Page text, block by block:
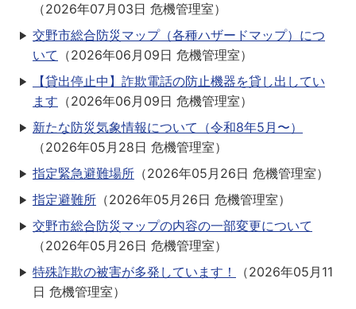
（2026年07月03日 危機管理室）
交野市総合防災マップ（各種ハザードマップ）につ
いて （2026年06月09日 危機管理室）
【貸出停止中】詐欺電話の防止機器を貸し出してい
ます （2026年06月09日 危機管理室）
新たな防災気象情報について（令和8年5月〜）
（2026年05月28日 危機管理室）
指定緊急避難場所 （2026年05月26日 危機管理室）
指定避難所 （2026年05月26日 危機管理室）
交野市総合防災マップの内容の一部変更について
（2026年05月26日 危機管理室）
特殊詐欺の被害が多発しています！
（2026年05月11
日 危機管理室）